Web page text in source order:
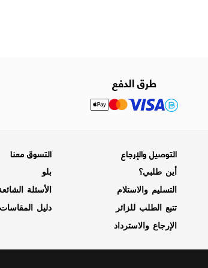
طرق الدفع
التوصيل والإرجاع
أين طلبي؟
التسليم والاستلام
تتبع الطلب للزائر
الإرجاع والاسترداد
التسوق معنا
بلو
الأسئلة
دليل المقاسات